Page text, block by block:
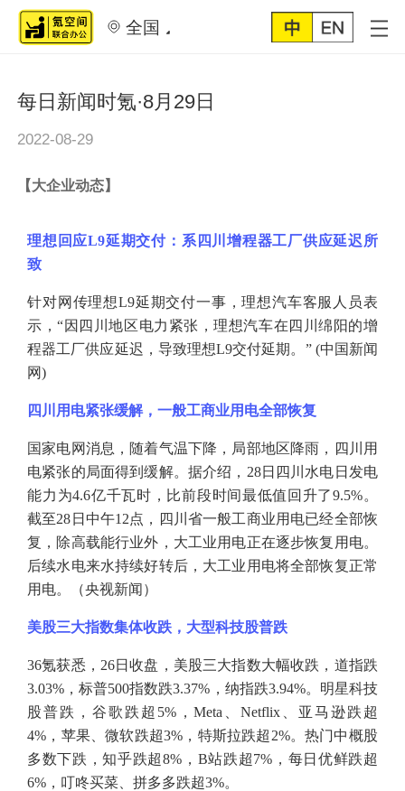
全国
每日新闻时氪·8月29日
2022-08-29
【大企业动态】
理想回应L9延期交付：系四川增程器工厂供应延迟所
致
针对网传理想L9延期交付一事，理想汽车客服人员表
示，“因四川地区电力紧张，理想汽车在四川绵阳的增
程器工厂供应延迟，导致理想L9交付延期。” (中国新闻
网)
四川用电紧张缓解，一般工商业用电全部恢复
国家电网消息，随着气温下降，局部地区降雨，四川用
电紧张的局面得到缓解。据介绍， 28日四川水电日发电
能力为4.6亿千瓦时，比前段时间最低值回升了9.5%。
截至28日中午12点，四川省一般工商业用电已经全部恢
复，除高载能行业外，大工业用电正在逐步恢复用电。
后续水电来水持续好转后，大工业用电将全部恢复正常
用电。（央视新闻）
美股三大指数集体收跌，大型科技股普跌
36氪获悉，26日收盘，美股三大指数大幅收跌，道指跌
3.03%，标普500指数跌3.37%，纳指跌3.94%。明星科技
股普跌，谷歌跌超5%，Meta、Netflix、亚马逊跌超
4%，苹果、微软跌超3%，特斯拉跌超2%。热门中概股
多数下跌，知乎跌超8%，B站跌超7%，每日优鲜跌超
6%，叮咚买菜、拼多多跌超3%。